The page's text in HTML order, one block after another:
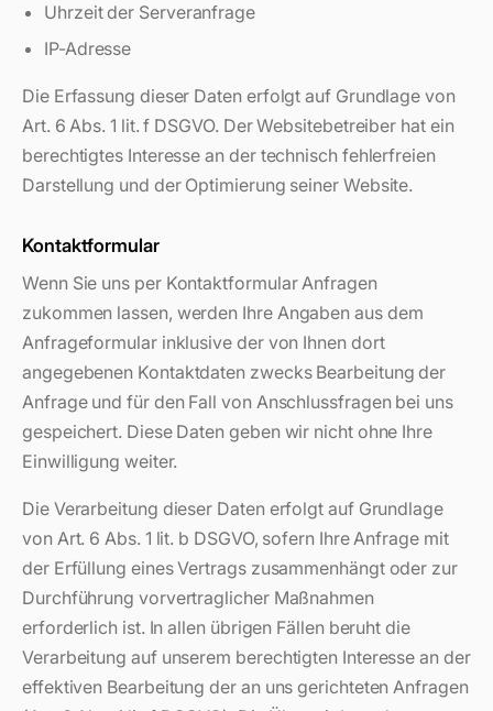
Uhrzeit der Serveranfrage
IP-Adresse
Die Erfassung dieser Daten erfolgt auf Grundlage von
Art. 6 Abs. 1 lit. f DSGVO. Der Websitebetreiber hat ein
berechtigtes Interesse an der technisch fehlerfreien
Darstellung und der Optimierung seiner Website.
Kontaktformular
Wenn Sie uns per Kontaktformular Anfragen
zukommen lassen, werden Ihre Angaben aus dem
Anfrageformular inklusive der von Ihnen dort
angegebenen Kontaktdaten zwecks Bearbeitung der
Anfrage und für den Fall von Anschlussfragen bei uns
gespeichert. Diese Daten geben wir nicht ohne Ihre
Einwilligung weiter.
Die Verarbeitung dieser Daten erfolgt auf Grundlage
von Art. 6 Abs. 1 lit. b DSGVO, sofern Ihre Anfrage mit
der Erfüllung eines Vertrags zusammenhängt oder zur
Durchführung vorvertraglicher Maßnahmen
erforderlich ist. In allen übrigen Fällen beruht die
Verarbeitung auf unserem berechtigten Interesse an der
effektiven Bearbeitung der an uns gerichteten Anfragen